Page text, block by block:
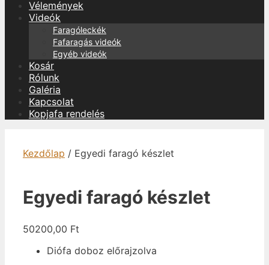
Vélemények
Videók
Faragóleckék
Fafaragás videók
Egyéb videók
Kosár
Rólunk
Galéria
Kapcsolat
Kopjafa rendelés
Kezdőlap / Egyedi faragó készlet
Egyedi faragó készlet
50200,00 Ft
Diófa doboz előrajzolva